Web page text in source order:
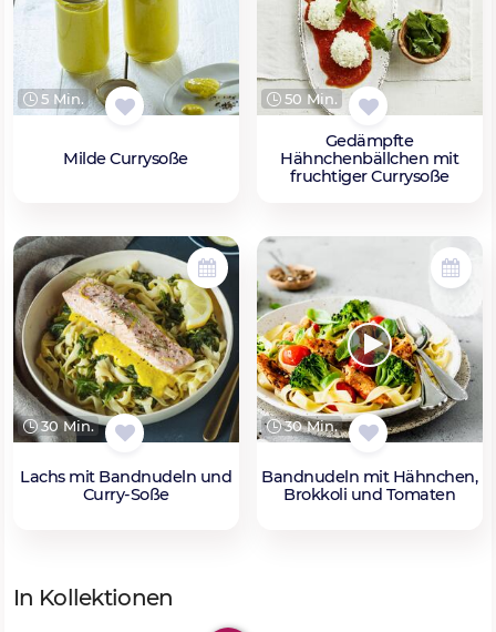
5 Min.
Milde Currysoße
50 Min.
Gedämpfte
Hähnchenbällchen mit
fruchtiger Currysoße
30 Min.
Lachs mit Bandnudeln und
Curry-Soße
30 Min.
Bandnudeln mit Hähnchen,
Brokkoli und Tomaten
In Kollektionen